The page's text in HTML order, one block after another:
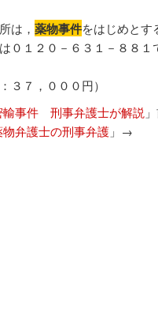
は， 薬物事件をはじめとす
０１２０－６３１－８８１
３７，０００円）
輸事件 刑事弁護士が解説
弁護士の刑事弁護 」→